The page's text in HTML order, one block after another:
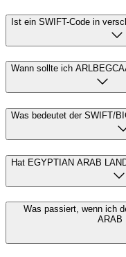
Ist ein SWIFT-Code in
Wann sollte ich
Was bedeutet der SWIFT/
Hat EGYPTIAN ARAB
Was passiert, wenn ich
ARAB